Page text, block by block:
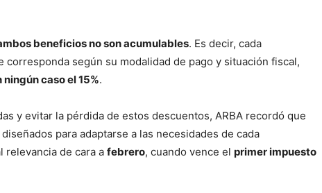
beneficios no son acumulables. Es decir, cada
según su modalidad de pago y situación fiscal,
caso el 15%.
y evitar la pérdida de estos descuentos, ARBA recordó que
diseñados para adaptarse a las necesidades de cada
relevancia de cara a febrero, cuando vence el primer impuesto